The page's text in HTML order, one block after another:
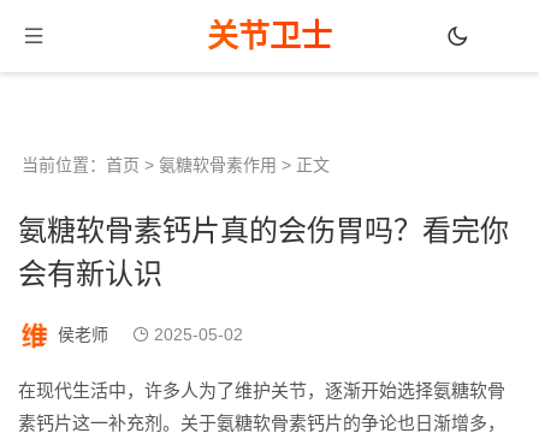
关节卫士
当前位置： 首页 > 氨糖软骨素作用 > 正文
氨糖软骨素钙片真的会伤胃吗？看完你
会有新认识
侯老师 2025-05-02
在现代生活中，许多人为了维护关节，逐渐开始选择氨糖软骨
素钙片这一补充剂。关于氨糖软骨素钙片的争论也日渐增多，